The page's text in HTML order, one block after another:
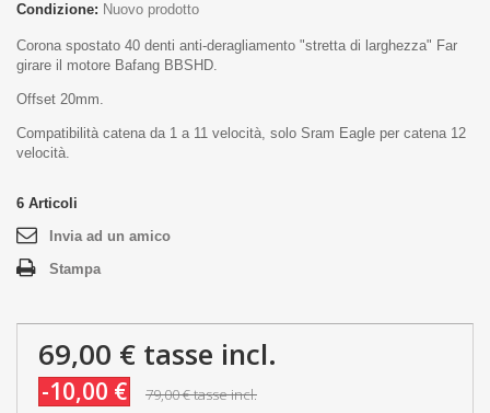
Condizione: Nuovo prodotto
Corona spostato 40 denti anti-deragliamento "stretta di larghezza" Far
girare il motore Bafang BBSHD.
Offset 20mm.
Compatibilità catena da 1 a 11 velocità, solo Sram Eagle per catena 12
velocità.
6 Articoli
Invia ad un amico
Stampa
69,00 € tasse incl.
-10,00 € 79,00 €tasse incl.